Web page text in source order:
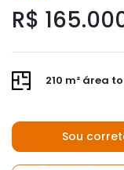
R$
210 m² área
Sou